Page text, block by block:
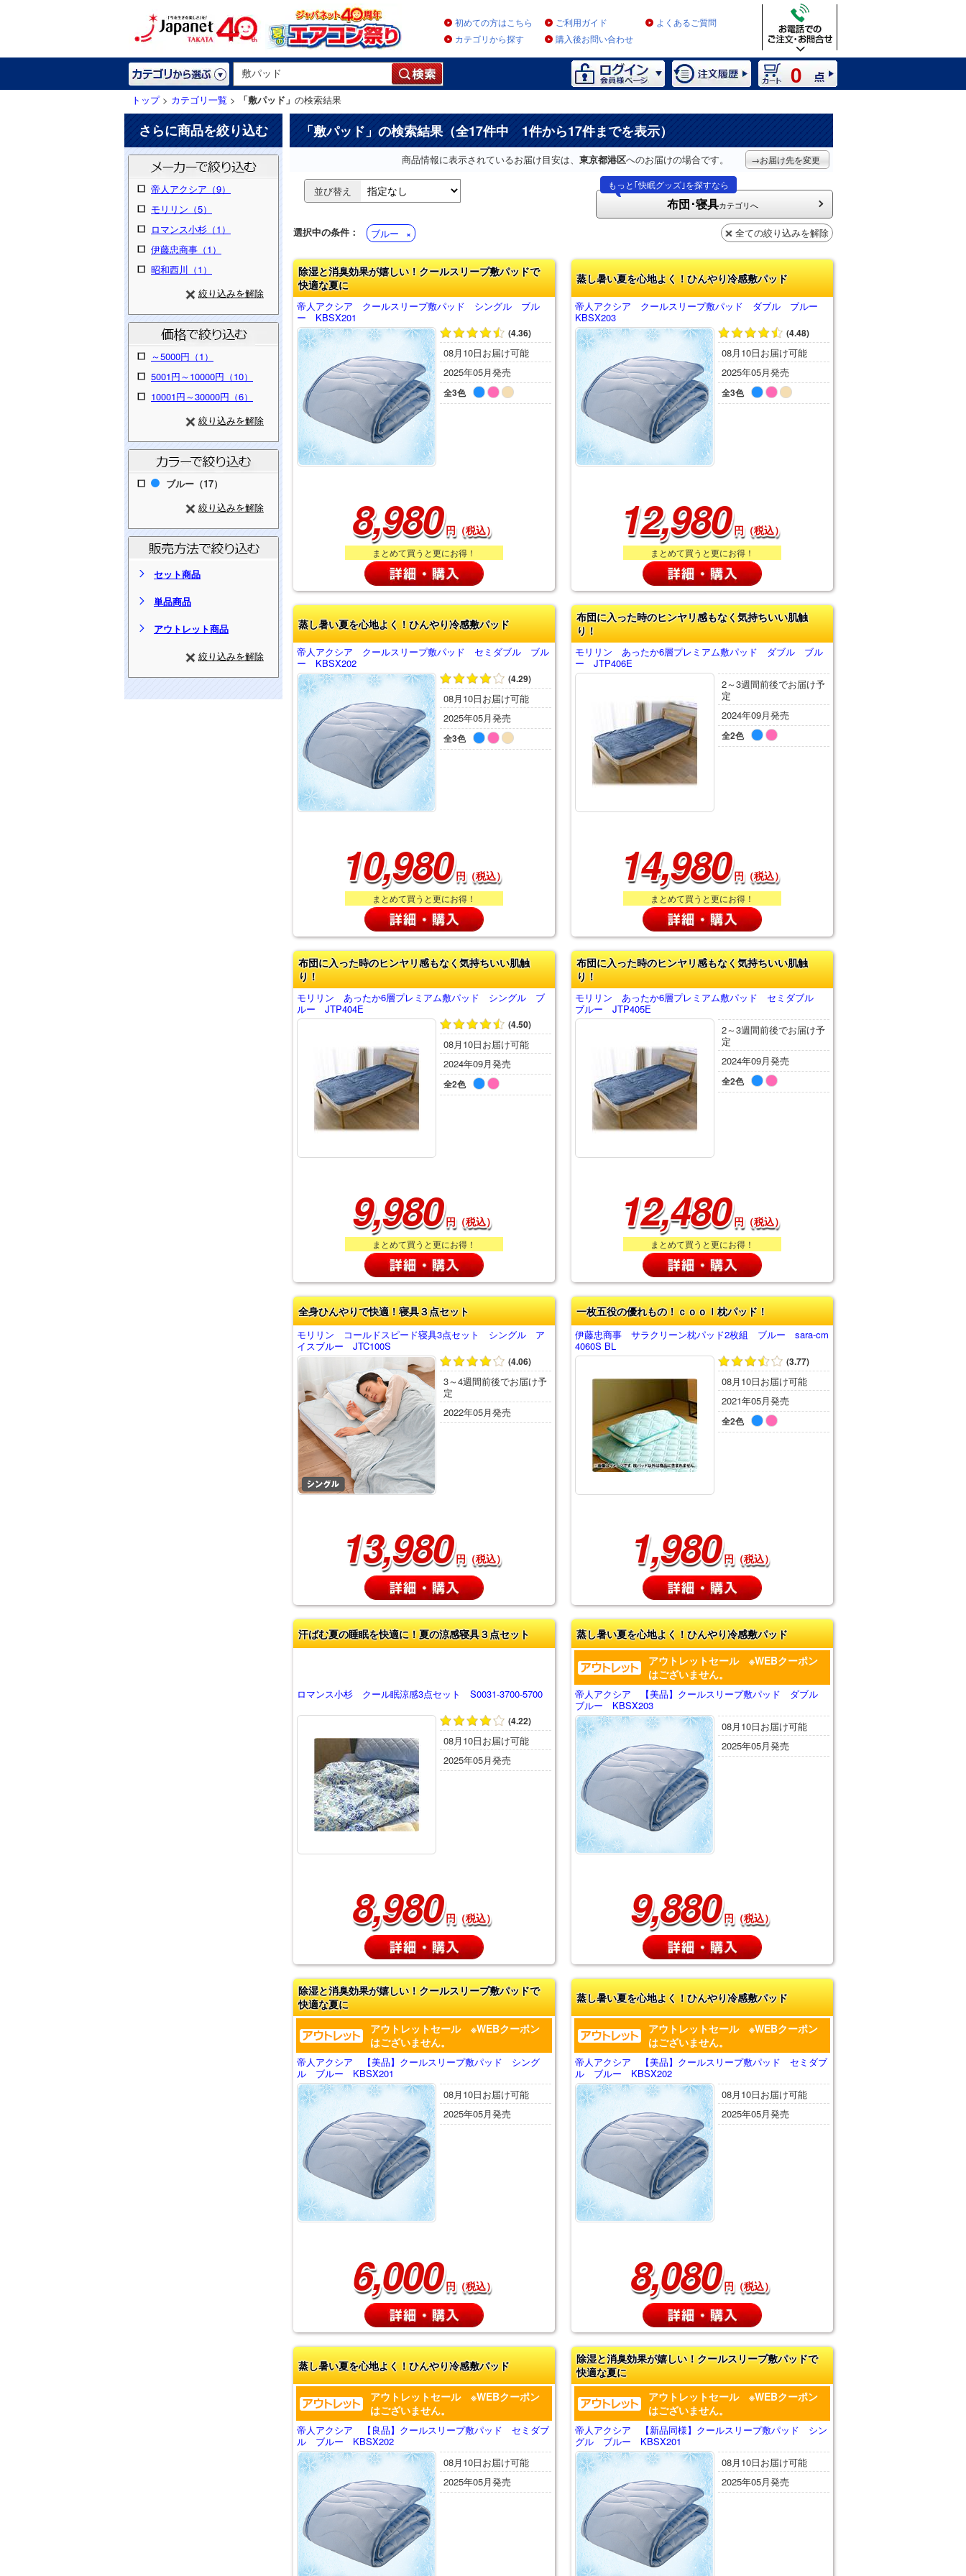
初めての方はこちら ご利用ガイド
よくあるご質問
カテゴリから探す
購入後お問い合わせ
0
トップ> カテゴリ一覧 > 「敷パッド」 の検索結果
さらに商品を絞り込む
帝人アクシア（9）
モリリン（5）
ロマンス小杉（1）
伊藤忠商事（1）
昭和西川（1）
絞り込みを解除
～5000円（1）
5001円～10000円（10）
10001円～30000円（6）
絞り込みを解除
ブルー（17）
絞り込みを解除
セット商品
単品商品
アウトレット商品
絞り込みを解除
「敷パッド 」の検索結果（全17件中 1件から17件までを表示）
商品情報に表示されているお届け目安は、 東京都港区へのお届けの場合です。 →お届け先を変更
並び替え もっと｢快眠グッズ｣を探すなら
布団･寝具カテゴリへ
選択中の条件： ブルー 全ての絞り込みを解除
除湿と消臭効果が嬉しい！クールスリープ敷パッドで
快適な夏に
帝人アクシア クールスリープ敷パッド シングル ブル
ー KBSX201
(4.36)
08月10日お届け可能
2025年05月発売
全3色
8,980 円（税込）
まとめて買うと更にお得！
蒸し暑い夏を心地よく！ひんやり冷感敷パッド
帝人アクシア クールスリープ敷パッド ダブル ブルー
KBSX203
(4.48)
08月10日お届け可能
2025年05月発売
全3色
12,980 円（税込）
まとめて買うと更にお得！
蒸し暑い夏を心地よく！ひんやり冷感敷パッド
帝人アクシア クールスリープ敷パッド セミダブル ブル
ー KBSX202
(4.29)
08月10日お届け可能
2025年05月発売
全3色
10,980 円（税込）
まとめて買うと更にお得！
布団に入った時のヒンヤリ感もなく気持ちいい肌触
り！
モリリン あったか6層プレミアム敷パッド ダブル ブル
ー JTP406E
2～3週間前後でお届け予
定
2024年09月発売
全2色
14,980 円（税込）
まとめて買うと更にお得！
布団に入った時のヒンヤリ感もなく気持ちいい肌触
り！
モリリン あったか6層プレミアム敷パッド シングル ブ
ルー JTP404E
(4.50)
08月10日お届け可能
2024年09月発売
全2色
9,980 円（税込）
まとめて買うと更にお得！
布団に入った時のヒンヤリ感もなく気持ちいい肌触
り！
モリリン あったか6層プレミアム敷パッド セミダブル
ブルー JTP405E
2～3週間前後でお届け予
定
2024年09月発売
全2色
12,480 円（税込）
まとめて買うと更にお得！
全身ひんやりで快適！寝具３点セット
モリリン コールドスピード寝具3点セット シングル ア
イスブルー JTC100S
(4.06)
3～4週間前後でお届け予
定
2022年05月発売
13,980 円（税込）
一枚五役の優れもの！ｃｏｏｌ枕パッド！
伊藤忠商事 サラクリーン枕パッド2枚組 ブルー sara-cm
4060S BL
(3.77)
08月10日お届け可能
2021年05月発売
全2色
1,980 円（税込）
汗ばむ夏の睡眠を快適に！夏の涼感寝具３点セット
ロマンス小杉 クール眠涼感3点セット S0031-3700-5700
(4.22)
08月10日お届け可能
2025年05月発売
8,980 円（税込）
蒸し暑い夏を心地よく！ひんやり冷感敷パッド
アウトレットセール ※WEBクーポン
はございません。
帝人アクシア 【美品】クールスリープ敷パッド ダブル
ブルー KBSX203
08月10日お届け可能
2025年05月発売
9,880 円（税込）
除湿と消臭効果が嬉しい！クールスリープ敷パッドで
快適な夏に
アウトレットセール ※WEBクーポン
はございません。
帝人アクシア 【美品】クールスリープ敷パッド シング
ル ブルー KBSX201
08月10日お届け可能
2025年05月発売
6,000 円（税込）
蒸し暑い夏を心地よく！ひんやり冷感敷パッド
アウトレットセール ※WEBクーポン
はございません。
帝人アクシア 【美品】クールスリープ敷パッド セミダブ
ル ブルー KBSX202
08月10日お届け可能
2025年05月発売
8,080 円（税込）
蒸し暑い夏を心地よく！ひんやり冷感敷パッド
アウトレットセール ※WEBクーポン
はございません。
帝人アクシア 【良品】クールスリープ敷パッド セミダブ
ル ブルー KBSX202
08月10日お届け可能
2025年05月発売
除湿と消臭効果が嬉しい！クールスリープ敷パッドで
快適な夏に
アウトレットセール ※WEBクーポン
はございません。
帝人アクシア 【新品同様】クールスリープ敷パッド シン
グル ブルー KBSX201
08月10日お届け可能
2025年05月発売